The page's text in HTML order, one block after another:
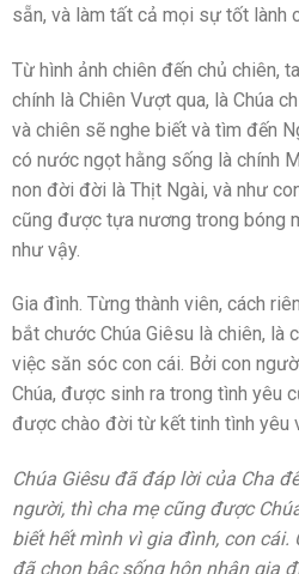
sẵn, và làm tất cả mọi sự tốt lành
Từ hình ảnh chiên đến chủ chiên,
chính là Chiên Vượt qua, là Chúa
và chiên sẽ nghe biết và tìm đến
có nước ngọt hằng sống là chính
non đời đời là Thịt Ngài, và như
cũng được tựa nương trong bóng
như vậy.
Gia đình. Từng thành viên, cách
bắt chước Chúa Giêsu là chiên, là
việc săn sóc con cái. Bởi con
Chúa, được sinh ra trong tình yêu
được chào đời từ kết tinh tình yêu
Chúa Giêsu đã đáp lời của Cha
người, thì cha mẹ cũng được
biết hết mình vì gia đình, con cái.
đã chọn bậc sống hôn nhân gia